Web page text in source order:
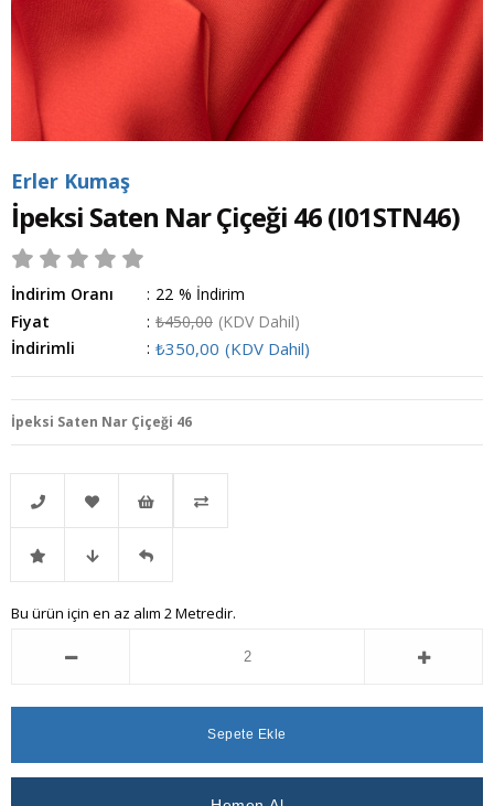
Erler Kumaş
İpeksi Saten Nar Çiçeği 46(I01STN46)
İndirim Oranı : %
22
İndirim
Fiyat
: ₺450,00 (KDV Dahil)
İndirimli
: ₺350,00 (KDV Dahil)
İpeksi Saten Nar Çiçeği 46
Telefonla
Sipariş
Favorilere
Ekle
İstek
Listeme
İndirimli Fiyat
Ver
Gelince
Bu ürün için en az alım 2 Metredir.